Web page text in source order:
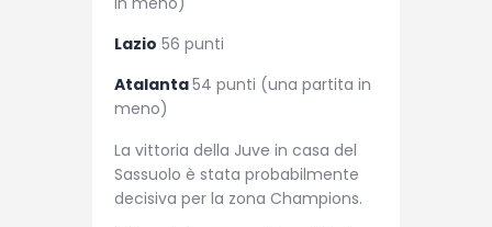
Lazio 56 punti
Atalanta54 punti (una partita in
meno)
La vittoria della Juve in casa del
Sassuolo è stata probabilmente
decisiva per la zona Champions.